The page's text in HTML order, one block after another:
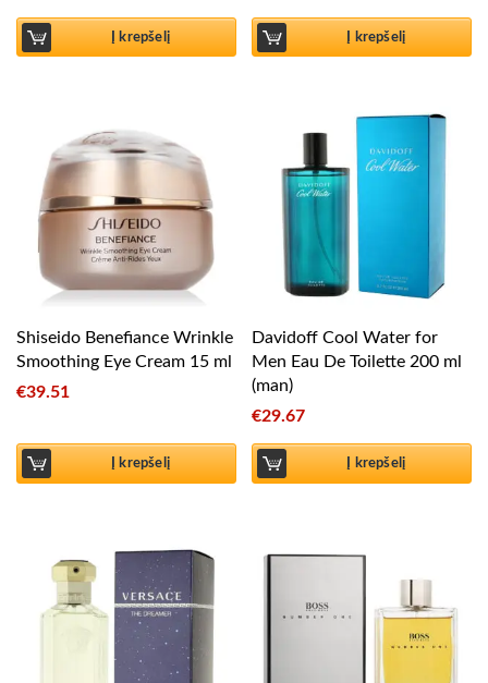
Į krepšelį Į krepšelį
Shiseido Benefiance Wrinkle
Smoothing Eye Cream 15 ml
€39.51
Į krepšelį
Davidoff Cool Water for
Men Eau De Toilette 200 ml
(man)
€29.67
Į krepšelį